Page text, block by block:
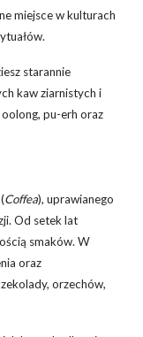
miejsce w kulturach
starannie
kaw ziarnistych i
pu-erh oraz
Coffea), uprawianego
Od setek lat
smaków. W
oraz
orzechów,